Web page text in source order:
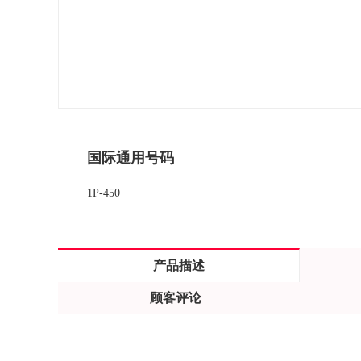
国际通用号码
1P-450
产品描述
顾客评论